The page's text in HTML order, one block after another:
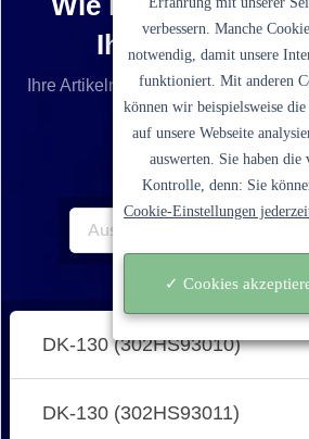
Ihrer
Ihre Artikelnummer ist nicht
unseren Service.
DK-130 (302HS93010)
DK-130 (302HS93011)
verbessern. Manche
notwendig, damit unsere
funktioniert. Mit anderen
können wir beispielsweise
auf unsere Webseite
auswerten. Sie haben die
Kontrolle, denn: Sie
Cookie-Einstellungen
✓ Cookies